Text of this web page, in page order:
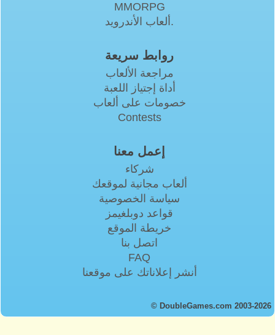
MMORPG
ألعاب الأندرويد.
روابط سريعة
مراجعة الألعاب
أداة إجتياز اللعبة
خصومات على ألعاب
Contests
إعمل معنا
شركاء
ألعاب مجانية لموقعك
سياسة الخصوصية
قواعد دوبلغيمز
خريطة الموقع
اتصل بنا
FAQ
أنشر إعلاناتك على موقعنا
© DoubleGames.com 2003-2026